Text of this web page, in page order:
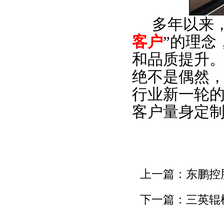
多年以来
客户”的理念
和品质提升
绝不是偶然
行业新一轮
客户量身定
上一篇： 东鹏控
下一篇： 三英